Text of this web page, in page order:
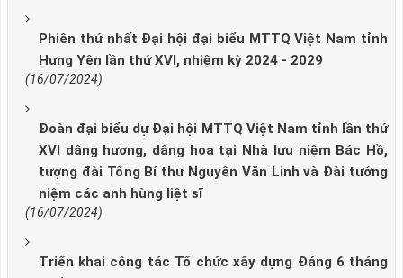
Phiên thứ nhất Đại hội đại biểu MTTQ Việt Nam tỉnh
Hưng Yên lần thứ XVI, nhiệm kỳ 2024 - 2029
(16/07/2024)
Đoàn đại biểu dự Đại hội MTTQ Việt Nam tỉnh lần thứ
XVI dâng hương, dâng hoa tại Nhà lưu niệm Bác Hồ,
tượng đài Tổng Bí thư Nguyễn Văn Linh và Đài tưởng
niệm các anh hùng liệt sĩ
(16/07/2024)
Triển khai công tác Tổ chức xây dựng Đảng 6 tháng